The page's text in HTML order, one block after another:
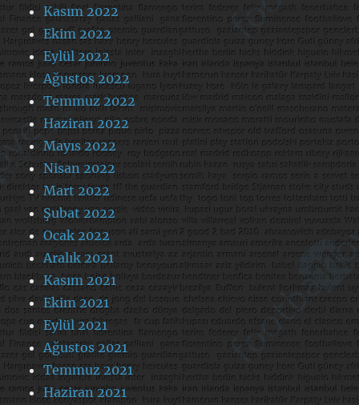
Kasım 2022
Ekim 2022
Eylül 2022
Ağustos 2022
Temmuz 2022
Haziran 2022
Mayıs 2022
Nisan 2022
Mart 2022
Şubat 2022
Ocak 2022
Aralık 2021
Kasım 2021
Ekim 2021
Eylül 2021
Ağustos 2021
Temmuz 2021
Haziran 2021